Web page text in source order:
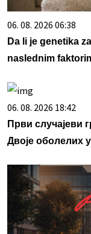
06. 08. 2026 06:38
Da li je genetika
naslednim
06. 08. 2026 18:42
Први случајеви
Двоје оболелих